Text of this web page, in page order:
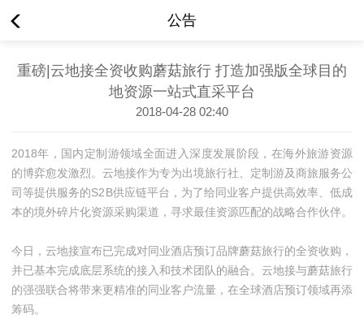
公告
重磅|云地接全资收购蘑菇旅行 打造加强版全球目的
地资源一站式直采平台
2018-04-28 02:40
2018年，国内定制游领域全面进入深度发展阶段，在海外旅游资源
的博弈愈发激烈。云地接作为专为出境旅行社、定制游及商旅服务公
司等提供服务的S2B供应链平台，为了给同业客户提供高效率、低成
本的境外碎片化资源采购渠道，寻求最佳资源匹配的战略合作伙伴。
今日，云地接宣布已完成对同业酒店预订品牌蘑菇旅行的全资收购，
并已基本完成底层系统的接入和技术团队的融合。云地接与蘑菇旅行
的强强联合将带来更精准的同业客户流量，在全球酒店预订领域再添
筹码。